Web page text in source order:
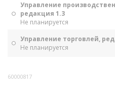
Управление
редакция 1.3
Не планируется
Управление торговлей,
Не планируется
60000817